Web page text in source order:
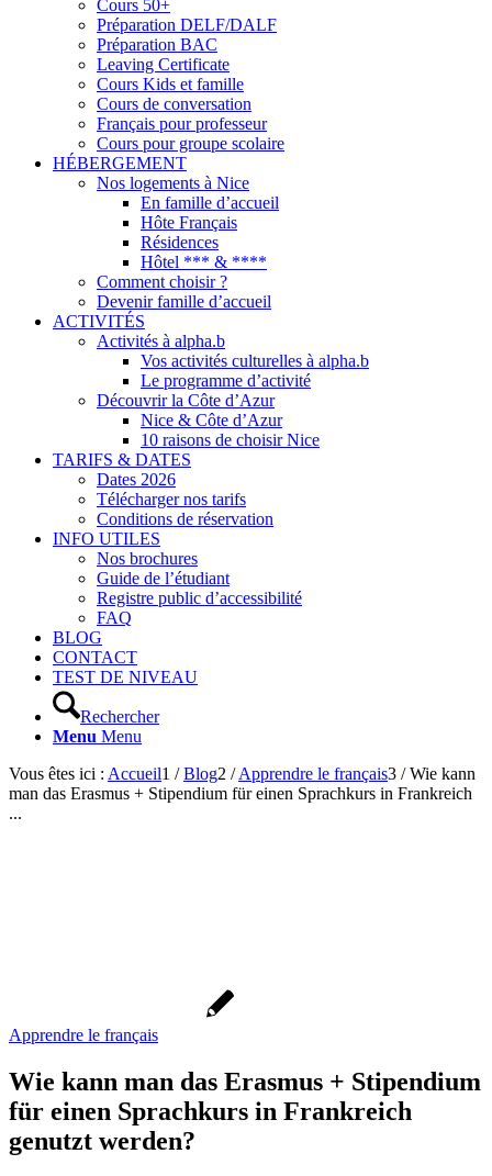
Cours 50+
Préparation DELF/DALF
Préparation BAC
Leaving Certificate
Cours Kids et famille
Cours de conversation
Français pour professeur
Cours pour groupe scolaire
HÉBERGEMENT
Nos logements à Nice
En famille d’accueil
Hôte Français
Résidences
Hôtel *** & ****
Comment choisir ?
Devenir famille d’accueil
ACTIVITÉS
Activités à alpha.b
Vos activités culturelles à alpha.b
Le programme d’activité
Découvrir la Côte d’Azur
Nice & Côte d’Azur
10 raisons de choisir Nice
TARIFS & DATES
Dates 2026
Télécharger nos tarifs
Conditions de réservation
INFO UTILES
Nos brochures
Guide de l’étudiant
Registre public d’accessibilité
FAQ
BLOG
CONTACT
TEST DE NIVEAU
Rechercher
Menu Menu
Vous êtes ici : Accueil1 / Blog2 / Apprendre le français3 / Wie kann
man das Erasmus + Stipendium für einen Sprachkurs in Frankreich
...
Apprendre le français
Wie kann man das Erasmus + Stipendium
für einen Sprachkurs in Frankreich
genutzt werden?